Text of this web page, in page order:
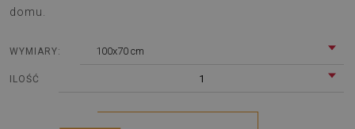
domu.
WYMIARY: 100x70 cm
ILOŚĆ 1